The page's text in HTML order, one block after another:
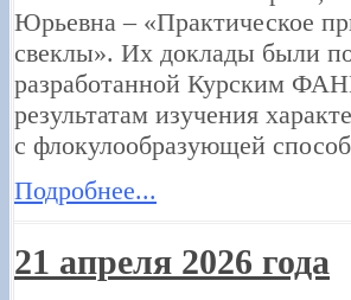
Юрьевна – «Практическое
свеклы». Их доклады были
разработанной Курским
результатам изучения
с флокулообразующей
Подробнее...
21 апреля 2026 года